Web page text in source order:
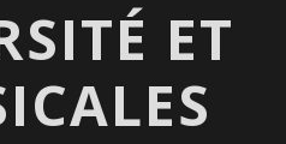
ET